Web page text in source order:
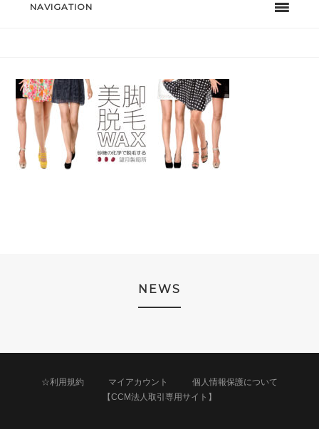
NAVIGATION
NEWS
☆利用規約 マイアカウント
個人情報保護について
【CCM法人取引専用サイト】